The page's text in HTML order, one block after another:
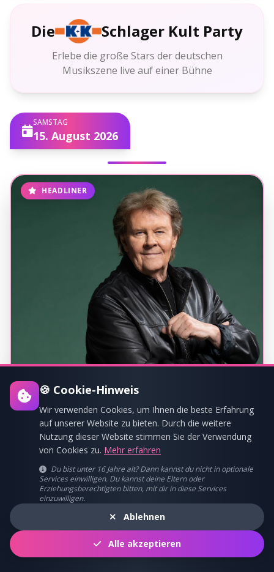
Die Schlager Kult Party
Erlebe die große Stars der deutschen
Musikszene live auf einer Bühne
SAMSTAG
15. August 2026
HEADLINER
Howard Carpendale
60 Minuten Party-Power
🍪 Cookie-Hinweis
Wir verwenden Cookies, um Ihnen die beste Erfahrung
auf unserer Website zu bieten. Durch die weitere
Nutzung dieser Website stimmen Sie der Verwendung
von Cookies zu. Mehr erfahren
Du bist unter 16 Jahre alt? Dann kannst du nicht in optionale
Services einwilligen. Du kannst deine Eltern oder
Erziehungsberechtigten bitten, mit dir in diese Services
einzuwilligen.
Ablehnen
Alle akzeptieren